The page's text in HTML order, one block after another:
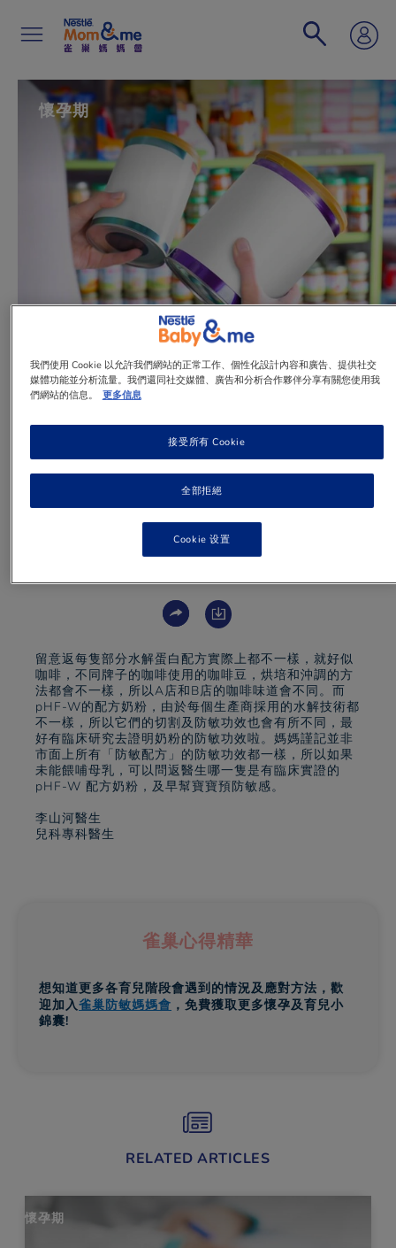
Search
懷孕期
市面上有多個標榜「可預防敏感」的
配方奶粉牌子，它們的防敏的效果都
留意返每隻部分水解蛋白配方實際上都不一樣，就好似
咖啡，不同牌子的咖啡使用的咖啡豆，烘培和沖調的方
法都會不一樣，所以A店和B店的咖啡味道會不同。而
pHF-W的配方奶粉，由於每個生產商採用的水解技術都
不一樣，所以它們的切割及防敏功效也會有所不同，最
好有臨床研究去證明奶粉的防敏功效啦。媽媽謹記並非
市面上所有「防敏配方」的防敏功效都一樣，所以如果
未能餵哺母乳，可以問返醫生哪一隻是有臨床實證的
pHF-W 配方奶粉，及早幫寶寶預防敏感。
李山河醫生
​兒科專科醫生
雀巢心得精華
想知道更多各育兒階段會遇到的情況及應對方法，歡
迎加入雀巢防敏媽媽會 ，免費獲取更多懷孕及育兒小
錦囊!
RELATED ARTICLES
懷孕期
我們使用 Cookie 以允許我們網站的正常工作、個性化設計內容和廣告、提供社交
媒體功能並分析流量。我們還同社交媒體、廣告和分析合作夥伴分享有關您使用我
們網站的信息。
更多信息
全部拒絕
接受所有 Cookie
Cookie 设置